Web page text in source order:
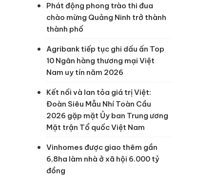
Phát động phong trào thi đua
chào mừng Quảng Ninh trở thành
thành phố
Agribank tiếp tục ghi dấu ấn Top
10 Ngân hàng thương mại Việt
Nam uy tín năm 2026
Kết nối và lan tỏa giá trị Việt:
Đoàn Siêu Mẫu Nhí Toàn Cầu
2026 gặp mặt Ủy ban Trung ương
Mặt trận Tổ quốc Việt Nam
Vinhomes được giao thêm gần
6,8ha làm nhà ở xã hội 6.000 tỷ
đồng